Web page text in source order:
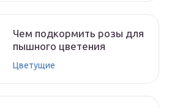
Чем подкормить розы для
пышного цветения
Цветущие